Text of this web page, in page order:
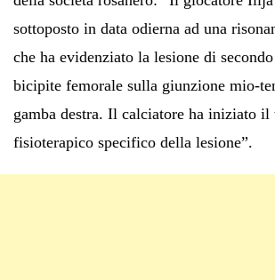
sottoposto in data odierna ad una
che ha evidenziato la lesione di
bicipite femorale sulla giunzione mio-
gamba destra. Il calciatore ha iniziato il
fisioterapico specifico della lesione”.